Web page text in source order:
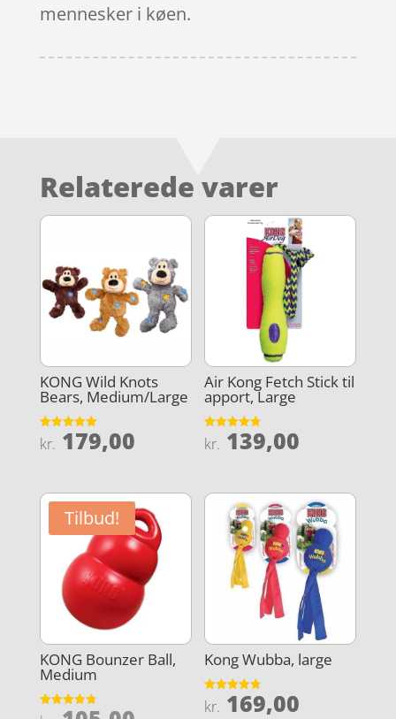
mennesker i køen.
Relaterede varer
KONG Wild Knots
Bears, Medium/Large
Vurderet
5
kr. 179,00
Air Kong Fetch Stick til
apport, Large
Vurderet
4.8
kr. 139,00
Tilbud!
KONG Bounzer Ball,
Medium
Vurderet
Kong Wubba, large
Vurderet
4.8
kr. 169,00